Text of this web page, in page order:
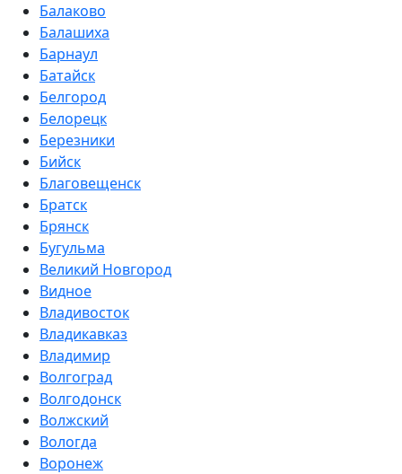
Балаково
Балашиха
Барнаул
Батайск
Белгород
Белорецк
Березники
Бийск
Благовещенск
Братск
Брянск
Бугульма
Великий Новгород
Видное
Владивосток
Владикавказ
Владимир
Волгоград
Волгодонск
Волжский
Вологда
Воронеж